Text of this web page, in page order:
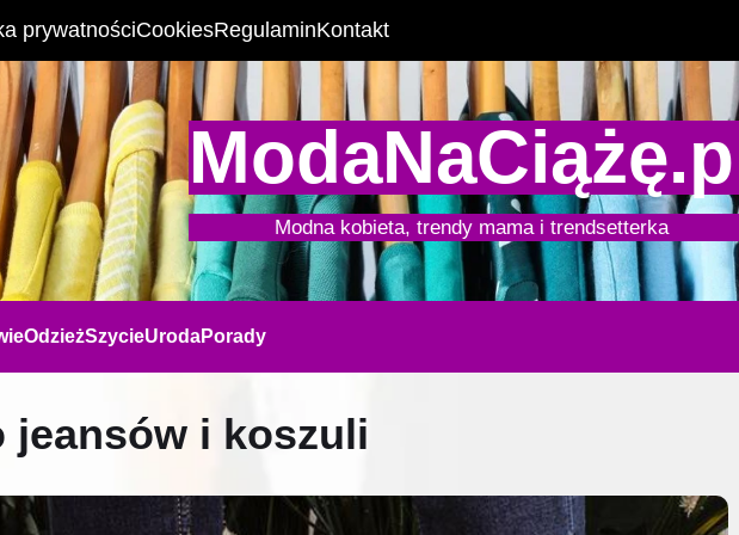
prywatnościCookiesRegulaminKontakt
Modna kobieta, trendy mama i trendsetterka
OdzieżSzycieUrodaPorady
jeansów i koszuli